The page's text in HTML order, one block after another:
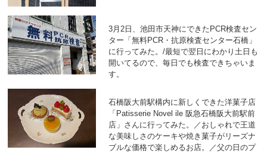
3月2日、池田市天神にできたPCR検査セン
ター「無料PCR・抗原検査センター石橋」
に行ってみた。/最短で翌日にわかり土日も
開いてるので、毎日でも検査できちゃいま
す。
石橋阪大前駅構内に新しくできた洋菓子店
「Patisserie Novel ile 阪急石橋阪大前駅前
店」さんに行ってみた。／おしゃれで王道
な美味しさのケーキや焼き菓子がリーズナ
ブルな価格で楽しめるお店。／父の日のプ